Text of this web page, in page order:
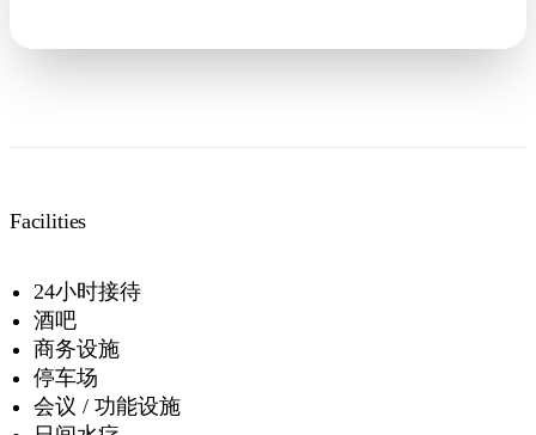
Facilities
24小时接待
酒吧
商务设施
停车场
会议 / 功能设施